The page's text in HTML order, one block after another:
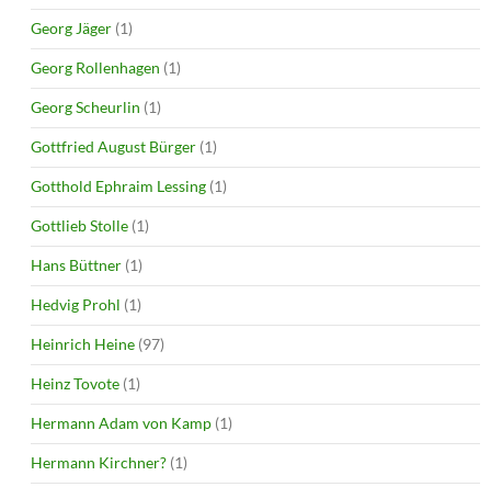
Georg Jäger (1)
Georg Rollenhagen (1)
Georg Scheurlin (1)
Gottfried August Bürger (1)
Gotthold Ephraim Lessing (1)
Gottlieb Stolle (1)
Hans Büttner (1)
Hedvig Prohl (1)
Heinrich Heine (97)
Heinz Tovote (1)
Hermann Adam von Kamp (1)
Hermann Kirchner? (1)